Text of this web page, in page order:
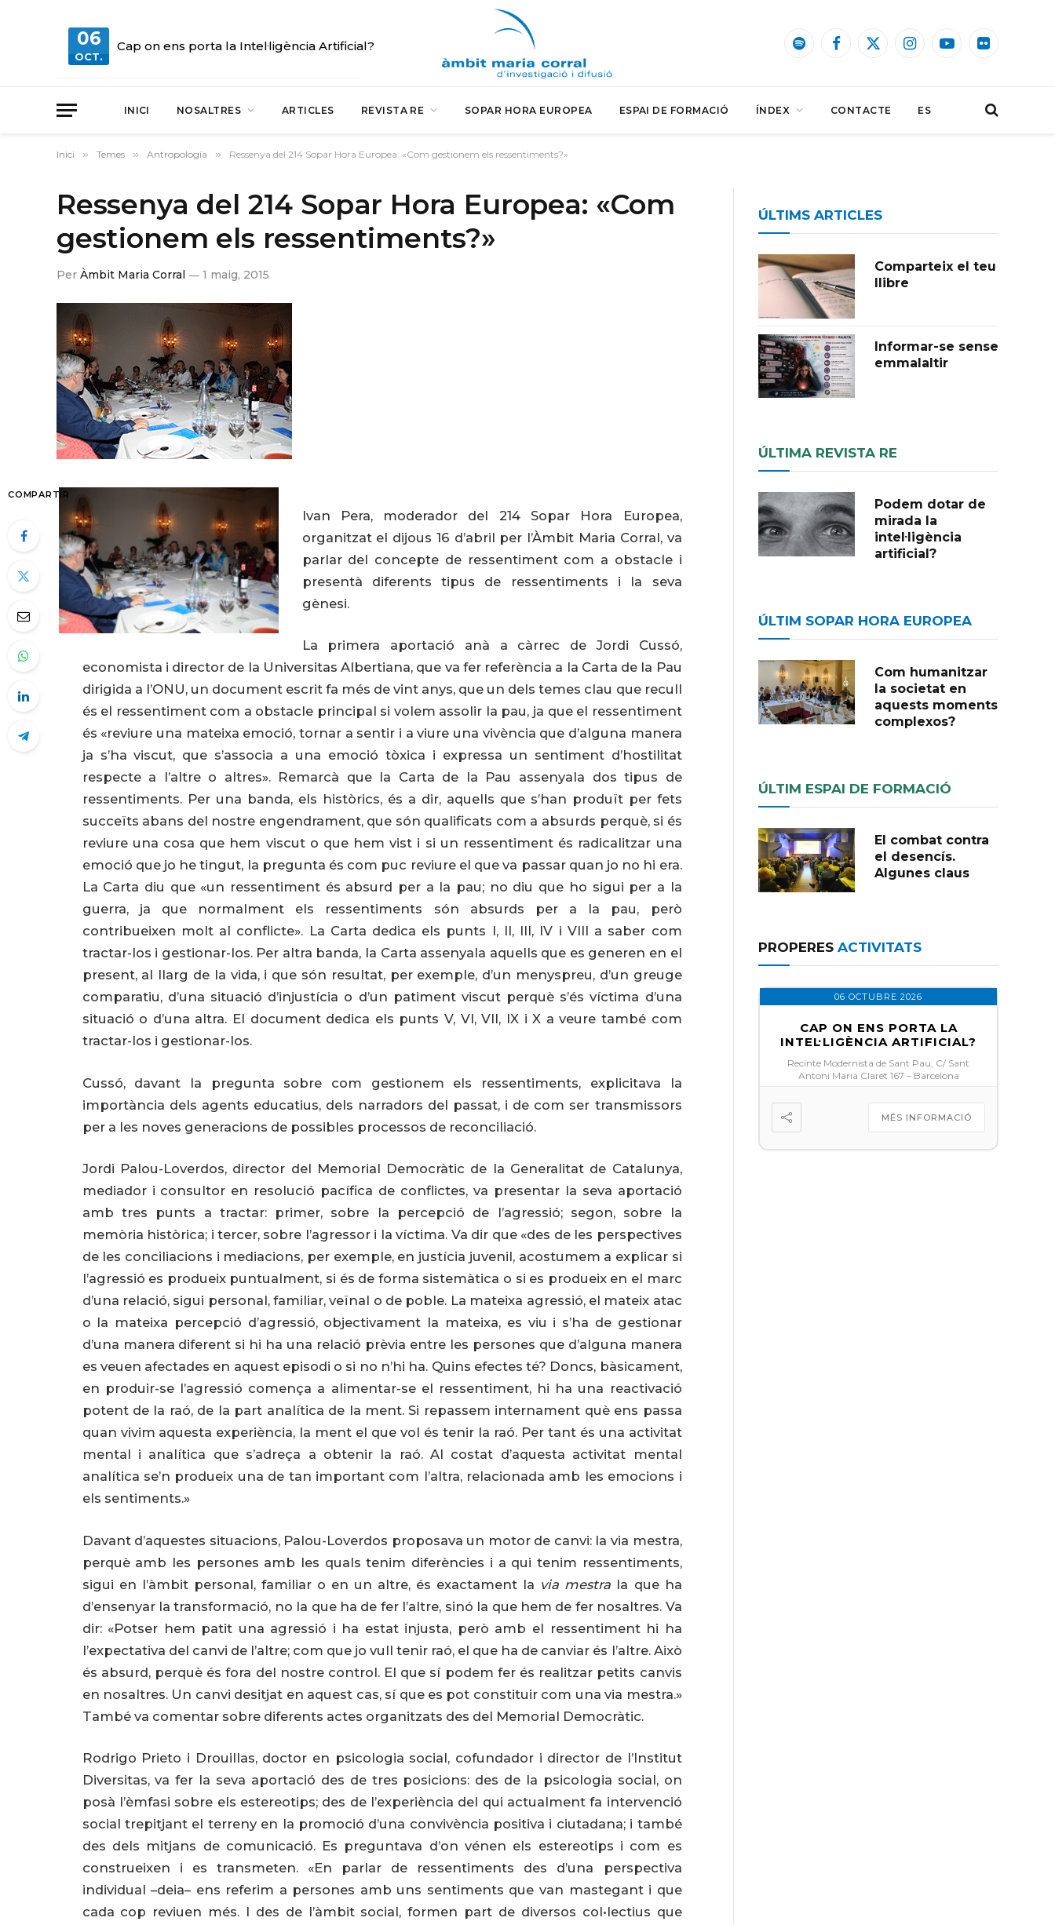
06
OCT.
Cap on ens porta la Intel·ligència Artificial? SpotifyFacebook
X
InstagramYouTubeFlickr
INICI NOSALTRES ARTICLES REVISTA RE SOPAR HORA EUROPEA ESPAI DE FORMACIÓ ÍNDEX CONTACTE ES
Inici » Temes » Antropología » Ressenya del 214 Sopar Hora Europea: «Com gestionem els ressentiments?»
Ressenya del 214 Sopar Hora Europea: «Com
gestionem els ressentiments?»
Per Àmbit Maria Corral 1 maig, 2015
COMPARTIR
Ivan Pera, moderador del 214 Sopar Hora Europea,
organitzat el dijous 16 d’abril per l’Àmbit Maria Corral, va
parlar del concepte de ressentiment com a obstacle i
presentà diferents tipus de ressentiments i la seva
gènesi.
La primera aportació anà a càrrec de Jordi Cussó,
economista i director de la Universitas Albertiana, que va fer referència a la Carta de la Pau
dirigida a l’ONU, un document escrit fa més de vint anys, que un dels temes clau que recull
és el ressentiment com a obstacle principal si volem assolir la pau, ja que el ressentiment
és «reviure una mateixa emoció, tornar a sentir i a viure una vivència que d’alguna manera
ja s’ha viscut, que s’associa a una emoció tòxica i expressa un sentiment d’hostilitat
respecte a l’altre o altres». Remarcà que la Carta de la Pau assenyala dos tipus de
ressentiments. Per una banda, els històrics, és a dir, aquells que s’han produït per fets
succeïts abans del nostre engendrament, que són qualificats com a absurds perquè, si és
reviure una cosa que hem viscut o que hem vist i si un ressentiment és radicalitzar una
emoció que jo he tingut, la pregunta és com puc reviure el que va passar quan jo no hi era.
La Carta diu que «un ressentiment és absurd per a la pau; no diu que ho sigui per a la
guerra, ja que normalment els ressentiments són absurds per a la pau, però
contribueixen molt al conflicte». La Carta dedica els punts I, II, III, IV i VIII a saber com
tractar-los i gestionar-los. Per altra banda, la Carta assenyala aquells que es generen en el
present, al llarg de la vida, i que són resultat, per exemple, d’un menyspreu, d’un greuge
comparatiu, d’una situació d’injustícia o d’un patiment viscut perquè s’és víctima d’una
situació o d’una altra. El document dedica els punts V, VI, VII, IX i X a veure també com
tractar-los i gestionar-los.
Cussó, davant la pregunta sobre com gestionem els ressentiments, explicitava la
importància dels agents educatius, dels narradors del passat, i de com ser transmissors
per a les noves generacions de possibles processos de reconciliació.
Jordi Palou-Loverdos, director del Memorial Democràtic de la Generalitat de Catalunya,
mediador i consultor en resolució pacífica de conflictes, va presentar la seva aportació
amb tres punts a tractar: primer, sobre la percepció de l’agressió; segon, sobre la
memòria històrica; i tercer, sobre l’agressor i la víctima. Va dir que «des de les perspectives
de les conciliacions i mediacions, per exemple, en justícia juvenil, acostumem a explicar si
l’agressió es produeix puntualment, si és de forma sistemàtica o si es produeix en el marc
d’una relació, sigui personal, familiar, veïnal o de poble. La mateixa agressió, el mateix atac
o la mateixa percepció d’agressió, objectivament la mateixa, es viu i s’ha de gestionar
d’una manera diferent si hi ha una relació prèvia entre les persones que d’alguna manera
es veuen afectades en aquest episodi o si no n’hi ha. Quins efectes té? Doncs, bàsicament,
en produir-se l’agressió comença a alimentar-se el ressentiment, hi ha una reactivació
potent de la raó, de la part analítica de la ment. Si repassem internament què ens passa
quan vivim aquesta experiència, la ment el que vol és tenir la raó. Per tant és una activitat
mental i analítica que s’adreça a obtenir la raó. Al costat d’aquesta activitat mental
analítica se’n produeix una de tan important com l’altra, relacionada amb les emocions i
els sentiments.»
Davant d’aquestes situacions, Palou-Loverdos proposava un motor de canvi: la via mestra,
perquè amb les persones amb les quals tenim diferències i a qui tenim ressentiments,
sigui en l’àmbit personal, familiar o en un altre, és exactament la via mestra la que ha
d’ensenyar la transformació, no la que ha de fer l’altre, sinó la que hem de fer nosaltres. Va
dir: «Potser hem patit una agressió i ha estat injusta, però amb el ressentiment hi ha
l’expectativa del canvi de l’altre; com que jo vull tenir raó, el que ha de canviar és l’altre. Això
és absurd, perquè és fora del nostre control. El que sí podem fer és realitzar petits canvis
en nosaltres. Un canvi desitjat en aquest cas, sí que es pot constituir com una via mestra.»
També va comentar sobre diferents actes organitzats des del Memorial Democràtic.
Rodrigo Prieto i Drouillas, doctor en psicologia social, cofundador i director de l’Institut
Diversitas, va fer la seva aportació des de tres posicions: des de la psicologia social, on
posà l’èmfasi sobre els estereotips; des de l’experiència del qui actualment fa intervenció
social trepitjant el terreny en la promoció d’una convivència positiva i ciutadana; i també
des dels mitjans de comunicació. Es preguntava d’on vénen els estereotips i com es
construeixen i es transmeten. «En parlar de ressentiments des d’una perspectiva
individual –deia– ens referim a persones amb uns sentiments que van mastegant i que
cada cop reviuen més. I des de l’àmbit social, formen part de diversos col•lectius que
ÚLTIMS ARTICLES
Comparteix el teu
llibre
Informar-se sense
emmalaltir
ÚLTIMA REVISTA RE
Podem dotar de
mirada la
intel·ligència
artificial?
ÚLTIM SOPAR HORA EUROPEA
Com humanitzar
la societat en
aquests moments
complexos?
ÚLTIM ESPAI DE FORMACIÓ
El combat contra
el desencís.
Algunes claus
PROPERESACTIVITATS
06 OCTUBRE 2026
CAP ON ENS PORTA LA
INTEL·LIGÈNCIA ARTIFICIAL?
Recinte Modernista de Sant Pau, C/ Sant
Antoni Maria Claret 167 – Barcelona
MÉS INFORMACIÓ